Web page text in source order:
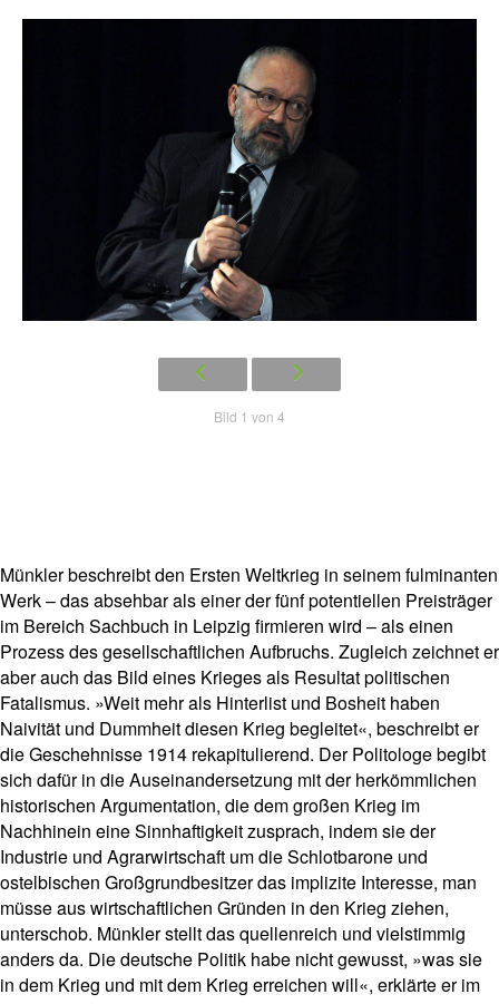
Bild 1 von 4
Münkler beschreibt den Ersten Weltkrieg in seinem fulminanten
Werk – das absehbar als einer der fünf potentiellen Preisträger
im Bereich Sachbuch in Leipzig firmieren wird – als einen
Prozess des gesellschaftlichen Aufbruchs. Zugleich zeichnet er
aber auch das Bild eines Krieges als Resultat politischen
Fatalismus. »Weit mehr als Hinterlist und Bosheit haben
Naivität und Dummheit diesen Krieg begleitet«, beschreibt er
die Geschehnisse 1914 rekapitulierend. Der Politologe begibt
sich dafür in die Auseinandersetzung mit der herkömmlichen
historischen Argumentation, die dem großen Krieg im
Nachhinein eine Sinnhaftigkeit zusprach, indem sie der
Industrie und Agrarwirtschaft um die Schlotbarone und
ostelbischen Großgrundbesitzer das implizite Interesse, man
müsse aus wirtschaftlichen Gründen in den Krieg ziehen,
unterschob. Münkler stellt das quellenreich und vielstimmig
anders da. Die deutsche Politik habe nicht gewusst, »was sie
in dem Krieg und mit dem Krieg erreichen will«, erklärte er im